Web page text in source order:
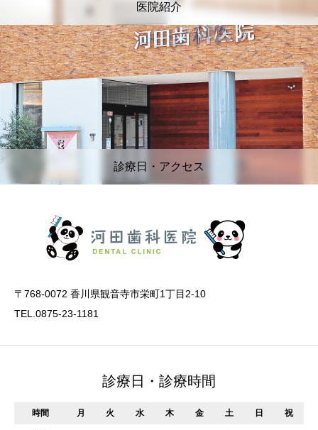
医院紹介
診療日・アクセス
〒768-0072 香川県観音寺市栄町1丁目2-10
TEL.0875-23-1181
診療日・診療時間
時間 月 火 水 木 金 土 日 祝